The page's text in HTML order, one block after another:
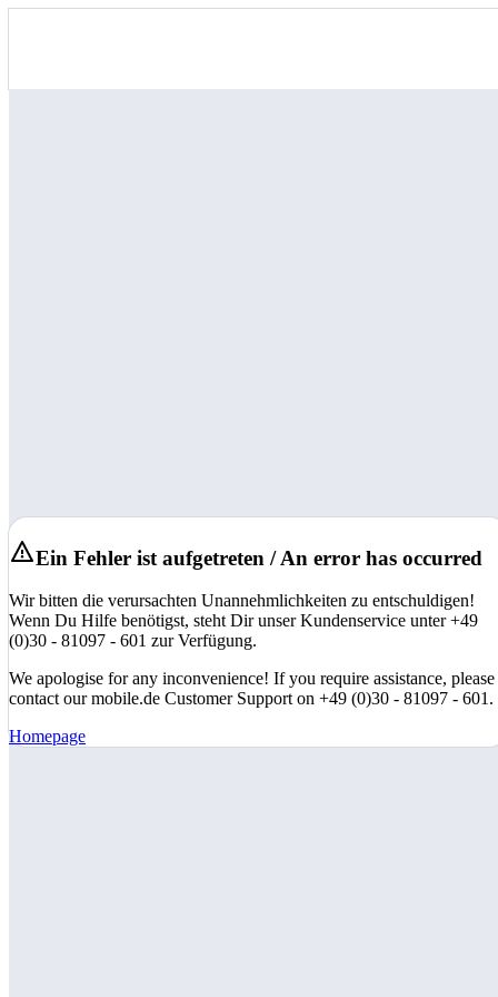
Ein Fehler ist aufgetreten / An error has occurred
Wir bitten die verursachten Unannehmlichkeiten zu entschuldigen!
Wenn Du Hilfe benötigst, steht Dir unser Kundenservice unter +49
(0)30 - 81097 - 601 zur Verfügung.
We apologise for any inconvenience! If you require assistance, please
contact our mobile.de Customer Support on +49 (0)30 - 81097 - 601.
Homepage